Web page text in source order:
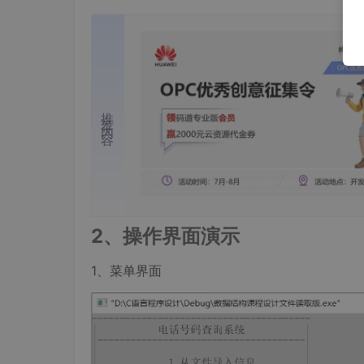
推荐内容
2、操作界面演示
1、菜单界面